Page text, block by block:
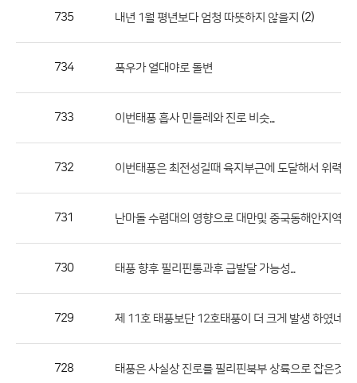
론
호,
록
735 내년 1월 평년보다 엄청 따뜻하지 않을지 (2)
734 폭우가 열대야로 돌변
733 이번태풍 흡사 민들레와 진로 비슷...
732 이번태풍은 최전성길때 육지부근에 도달해서 위력히
731 난마돌 수렴대의 영향으로 대만및 중국동해안지역에
730 태풍 향후 필리핀통과후 급발달 가능성...
729 제 11호 태풍보단 12호태풍이 더 크게 발생 하였네요
728 태풍은 사실상 진로를 필리핀북부 상륙으로 잡은것